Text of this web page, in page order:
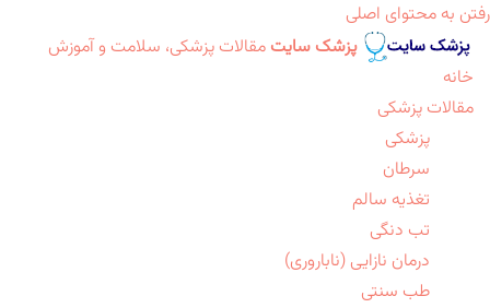
رفتن به محتوای اصلی
پزشک سایت مقالات پزشکی، سلامت و آموزش
خانه
مقالات پزشکی
پزشکی
سرطان
تغذیه سالم
تب دنگی
درمان نازایی (ناباروری)
طب سنتی